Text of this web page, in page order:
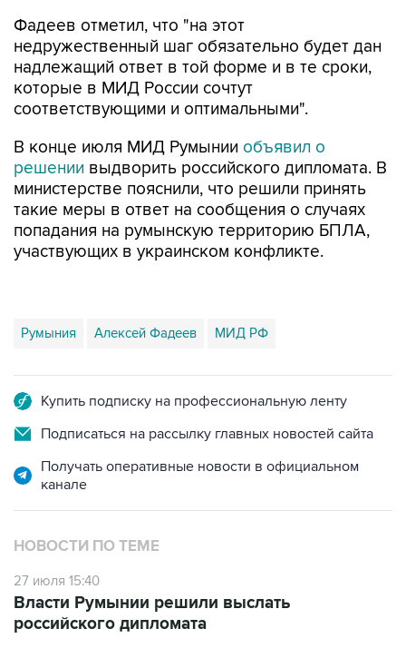
Фадеев отметил, что "на этот
недружественный шаг обязательно будет дан
надлежащий ответ в той форме и в те сроки,
которые в МИД России сочтут
соответствующими и оптимальными".
В конце июля МИД Румынии объявил о
решении выдворить российского дипломата. В
министерстве пояснили, что решили принять
такие меры в ответ на сообщения о случаях
попадания на румынскую территорию БПЛА,
участвующих в украинском конфликте.
Румыния Алексей Фадеев МИД РФ
Купить подписку на профессиональную ленту
Подписаться на рассылку главных новостей сайта
Получать оперативные новости в официальном
канале
НОВОСТИ ПО ТЕМЕ
27 июля 15:40
Власти Румынии решили выслать
российского дипломата